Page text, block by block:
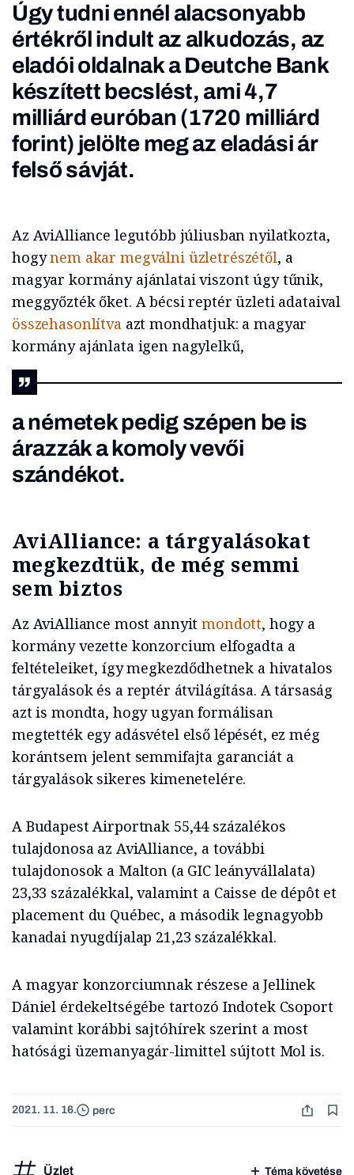
Úgy tudni ennél alacsonyabb
értékről indult az alkudozás, az
eladói oldalnak a Deutche Bank
készített becslést, ami 4,7
milliárd euróban (1720 milliárd
forint) jelölte meg az eladási ár
felső sávját.
Az AviAlliance legutóbb júliusban nyilatkozta,
hogynem akar megválni üzletrészétől, a
magyar kormány ajánlatai viszont úgy tűnik,
meggyőzték őket. A bécsi reptér üzleti adataival
összehasonlítva azt mondhatjuk: a magyar
kormány ajánlata igen nagylelkű,
a németek pedig szépen be is
árazzák a komoly vevői
szándékot.
AviAlliance: a tárgyalásokat
megkezdtük, de még semmi
sem biztos
Az AviAlliance most annyitmondott, hogy a
kormány vezette konzorcium elfogadta a
feltételeiket, így megkezdődhetnek a hivatalos
tárgyalások és a reptér átvilágítása. A társaság
azt is mondta, hogy ugyan formálisan
megtették egy adásvétel első lépését, ez még
korántsem jelent semmifajta garanciát a
tárgyalások sikeres kimenetelére.
A Budapest Airportnak 55,44 százalékos
tulajdonosa az AviAlliance, a további
tulajdonosok a Malton (a GIC leányvállalata)
23,33 százalékkal, valamint a Caisse de dépôt et
placement du Québec, a második legnagyobb
kanadai nyugdíjalap 21,23 százalékkal.
A magyar konzorciumnak részese a Jellinek
Dániel érdekeltségébe tartozó Indotek Csoport
valamint korábbi sajtóhírek szerint a most
hatósági üzemanyagár-limittel sújtott Mol is.
2021. 11. 16. perc
Üzlet Téma követése